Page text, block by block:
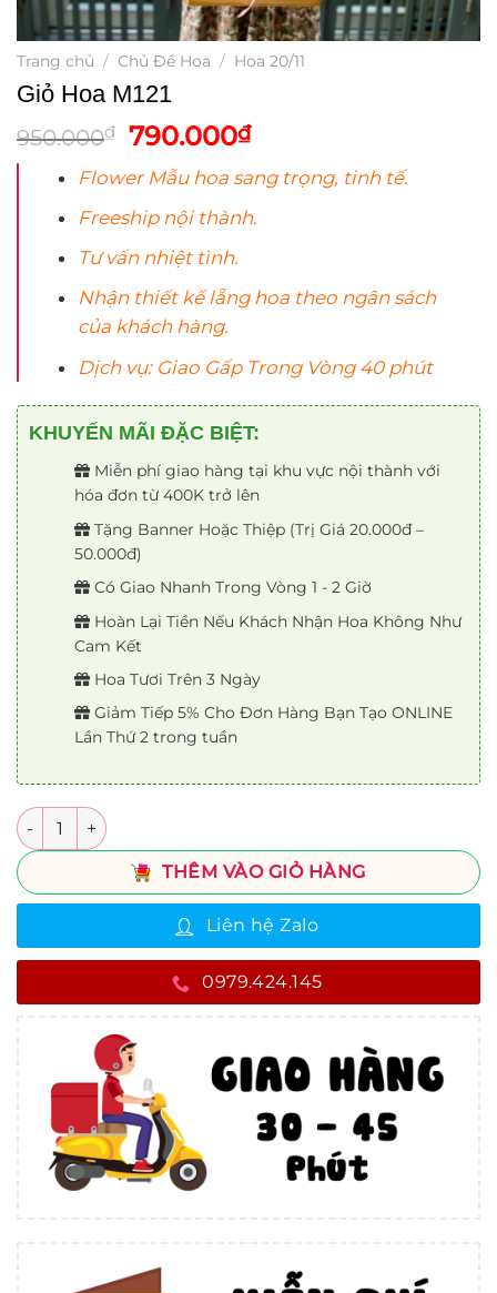
Trang chủ / Chủ Đề Hoa / Hoa 20/11
Giỏ Hoa M121
950.000₫
Giá
gốc
là:
950.000₫.
790.000₫Giá
tại
là:
Flower Mẫu hoa sang trọng, tinh tế.
Freeship nội thành.
Tư vấn nhiệt tình.
Nhận thiết kế lẵng hoa theo ngân sách
của khách hàng.
Dịch vụ: Giao Gấp Trong Vòng 40 phút
KHUYẾN MÃI ĐẶC BIỆT:
Miễn phí giao hàng tại khu vực nội thành với
hóa đơn từ 400K trở lên
Tặng Banner Hoặc Thiệp (Trị Giá 20.000đ –
50.000đ)
Có Giao Nhanh Trong Vòng 1 - 2 Giờ
Hoàn Lại Tiền Nếu Khách Nhận Hoa Không Như
Cam Kết
Hoa Tươi Trên 3 Ngày
Giảm Tiếp 5% Cho Đơn Hàng Bạn Tạo ONLINE
Lần Thứ 2 trong tuần
Số lượng
THÊM VÀO GIỎ HÀNG
Liên hệ Zalo
0979.424.145